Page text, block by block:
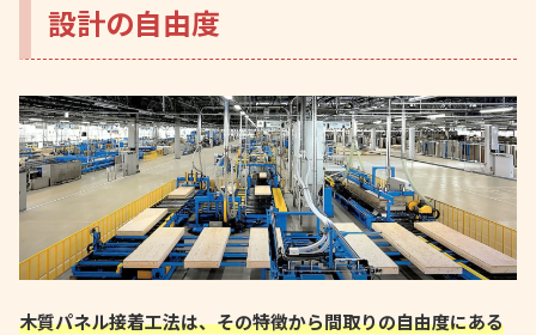
設計の自由度
木質パネル接着工法は、その特徴から間取りの自由度にある